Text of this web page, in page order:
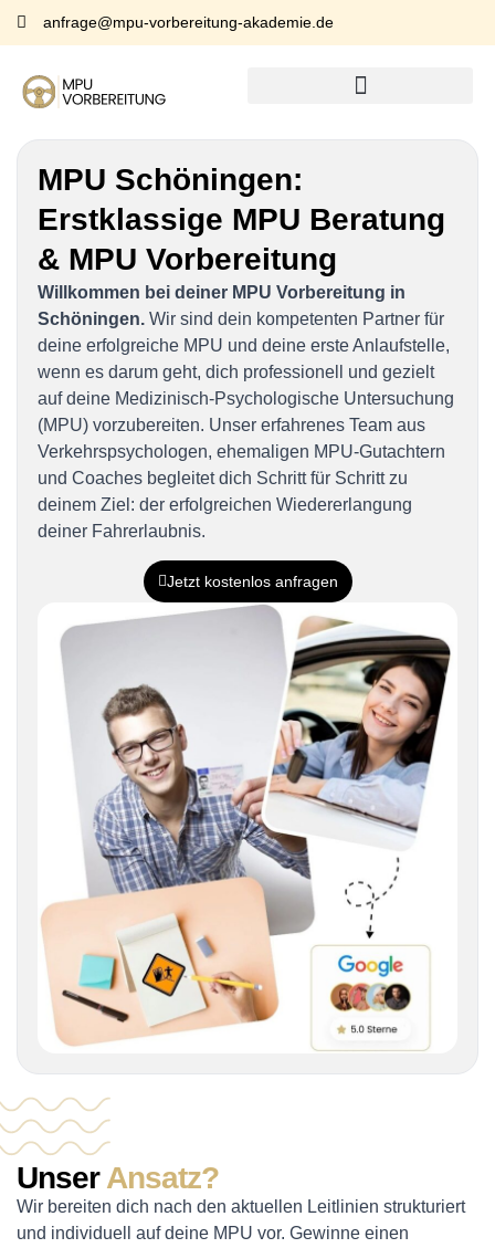
anfrage@mpu-vorbereitung-akademie.de
MPU Schöningen:
Erstklassige MPU Beratung
& MPU Vorbereitung
Willkommen bei deiner MPU Vorbereitung in
Schöningen. Wir sind dein kompetenten Partner für
deine erfolgreiche MPU und deine erste Anlaufstelle,
wenn es darum geht, dich professionell und gezielt
auf deine Medizinisch-Psychologische Untersuchung
(MPU) vorzubereiten. Unser erfahrenes Team aus
Verkehrspsychologen, ehemaligen MPU-Gutachtern
und Coaches begleitet dich Schritt für Schritt zu
deinem Ziel: der erfolgreichen Wiedererlangung
deiner Fahrerlaubnis.
Jetzt kostenlos anfragen
UnserAnsatz?
Wir bereiten dich nach den aktuellen Leitlinien strukturiert
und individuell auf deine MPU vor. Gewinne einen